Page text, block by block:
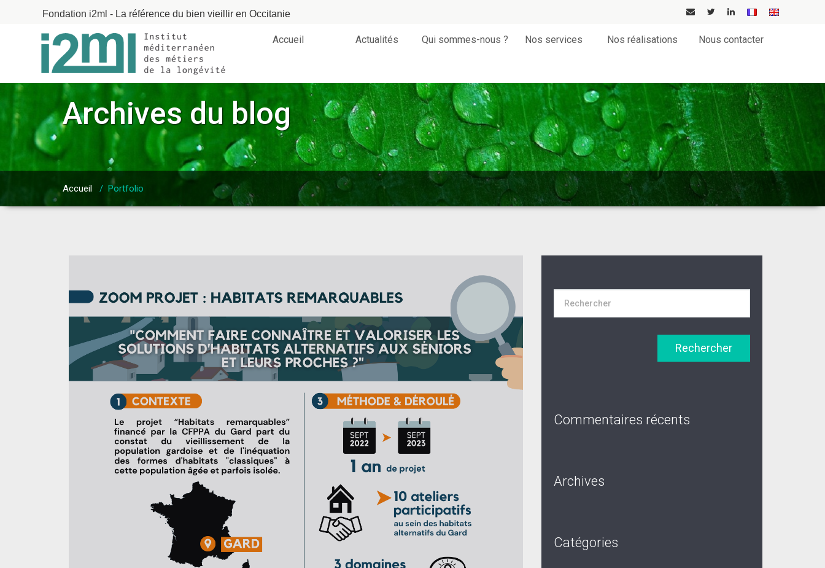
Fondation i2ml - La référence du bien vieillir en Occitanie
Accueil Actualités Qui sommes-nous ? Nos services Nos réalisations Nous contacter
Archives du blog
Accueil / Portfolio
Commentaires récents
Archives
Catégories